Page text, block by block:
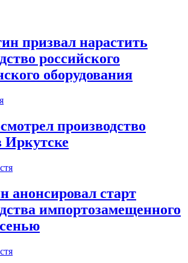
призвал нарастить
российского
оборудования
производство
анонсировал старт
импортозамещенного